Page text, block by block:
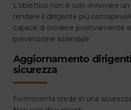
L’obiettivo non è solo rinnovare
rendere il dirigente più
capace di incidere positivamente
prevenzione aziendale.
Aggiornamento
sicurezza
Formorienta crede in una